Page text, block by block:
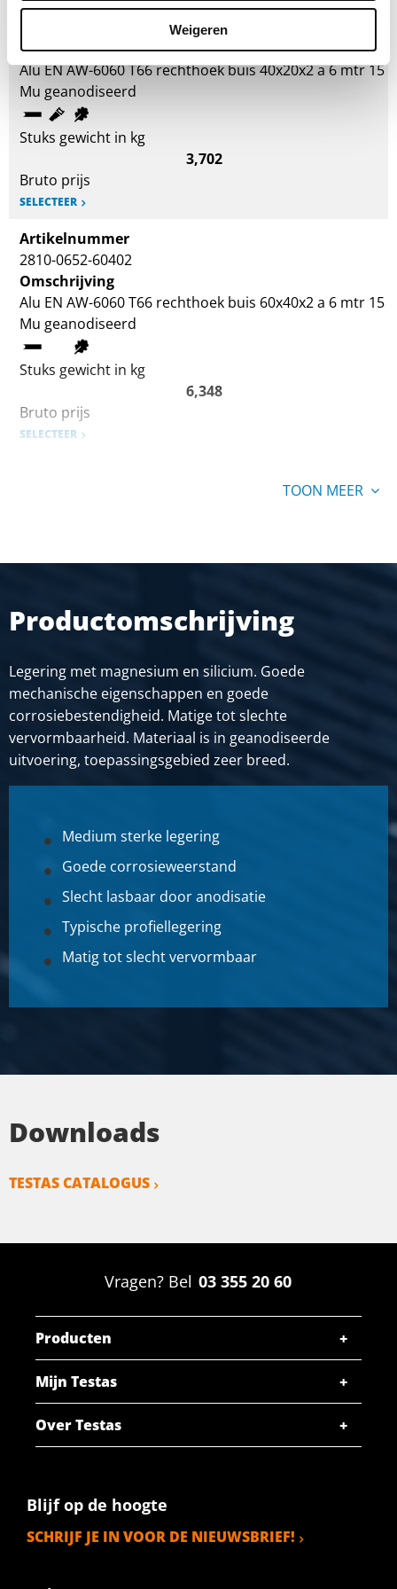
Weigeren
Artikelnummer
Omschrijving
Alu EN AW-6060 T66 rechthoek buis 40x20x2 a 6 mtr 15
Mu geanodiseerd
Stuks gewicht in kg
3,702
Bruto prijs
SELECTEER
Artikelnummer
2810-0652-60402
Omschrijving
Alu EN AW-6060 T66 rechthoek buis 60x40x2 a 6 mtr 15
Mu geanodiseerd
Stuks gewicht in kg
6,348
Bruto prijs
SELECTEER
TOON MEER
Productomschrijving
Legering met magnesium en silicium. Goede
mechanische eigenschappen en goede
corrosiebestendigheid. Matige tot slechte
vervormbaarheid. Materiaal is in geanodiseerde
uitvoering, toepassingsgebied zeer breed.
Medium sterke legering
Goede corrosieweerstand
Slecht lasbaar door anodisatie
Typische profiellegering
Matig tot slecht vervormbaar
Downloads
TESTAS CATALOGUS
Vragen? Bel 03 355 20 60
Producten
Mijn Testas
Over Testas
Blijf op de hoogte
SCHRIJF JE IN VOOR DE NIEUWSBRIEF!